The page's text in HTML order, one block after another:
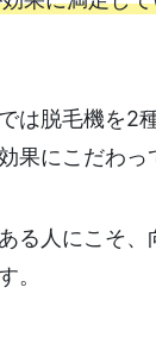
は脱毛機を2
果にこだわっ
る人にこそ、
。